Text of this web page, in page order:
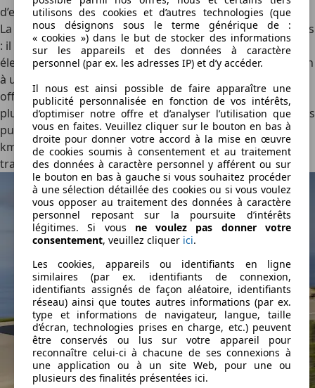
utilisons des cookies et d’autres technologies (que
nous désignons sous le terme générique de :
« cookies ») dans le but de stocker des informations
sur les appareils et des données à caractère
personnel (par ex. les adresses IP) et d’y accéder.
Il nous est ainsi possible de faire apparaître une
publicité personnalisée en fonction de vos intérêts,
d’optimiser notre offre et d’analyser l’utilisation que
vous en faites. Veuillez cliquer sur le bouton en bas à
droite pour donner votre accord à la mise en œuvre
de cookies soumis à consentement et au traitement
des données à caractère personnel y afférent ou sur
le bouton en bas à gauche si vous souhaitez procéder
à une sélection détaillée des cookies ou si vous voulez
vous opposer au traitement des données à caractère
personnel reposant sur la poursuite d’intérêts
légitimes. Si vous ne voulez pas donner votre
consentement, veuillez cliquer ici.
Les cookies, appareils ou identifiants en ligne
similaires (par ex. identifiants de connexion,
identifiants assignés de façon aléatoire, identifiants
réseau) ainsi que toutes autres informations (par ex.
type et informations de navigateur, langue, taille
d’écran, technologies prises en charge, etc.) peuvent
être conservés ou lus sur votre appareil pour
reconnaître celui-ci à chacune de ses connexions à
une application ou à un site Web, pour une ou
plusieurs des finalités présentées ici.
d’environs 100 km grâce à sa batterie de 17,8 kWh.
La grosse nouveauté, c’est le ë-C5 Aicross. En d’autres mots
: il s’agit de la variante électrique, ou plutôt des variantes
électriques. La première combine une batterie de 73,7 kWh
à un moteur électrique de 210 ch sur le train avant pour
offrir une autonomie de 520 km. La seconde se dote d’une
plus grande batterie de 97 kWh, ainsi que d’un moteur plus
puissant de 230 ch. L’ensemble pousse l’autonomie à 680
km. Pour l’instant, le Citroën est dépourvu de version à
transmission intégrale.